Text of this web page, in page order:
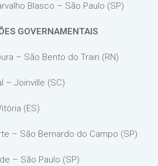
Blasco – São Paulo (SP)
GOVERNAMENTAIS
– São Bento do Trairi (RN)
– Joinville (SC)
(ES)
– São Bernardo do Campo (SP)
– São Paulo (SP)